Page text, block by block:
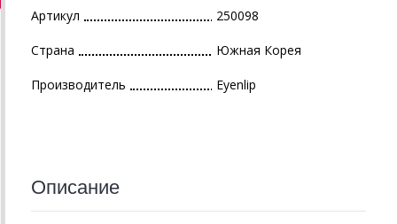
Артикул 250098
Страна Южная Корея
Производитель Eyenlip
Описание